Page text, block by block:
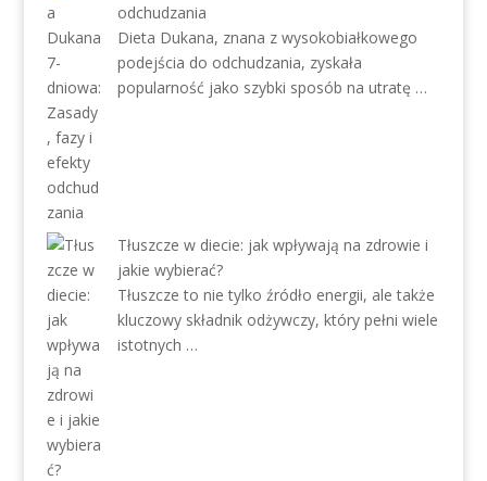
odchudzania
Dieta Dukana, znana z wysokobiałkowego
podejścia do odchudzania, zyskała
popularność jako szybki sposób na utratę …
Tłuszcze w diecie: jak wpływają na zdrowie i
jakie wybierać?
Tłuszcze to nie tylko źródło energii, ale także
kluczowy składnik odżywczy, który pełni wiele
istotnych …